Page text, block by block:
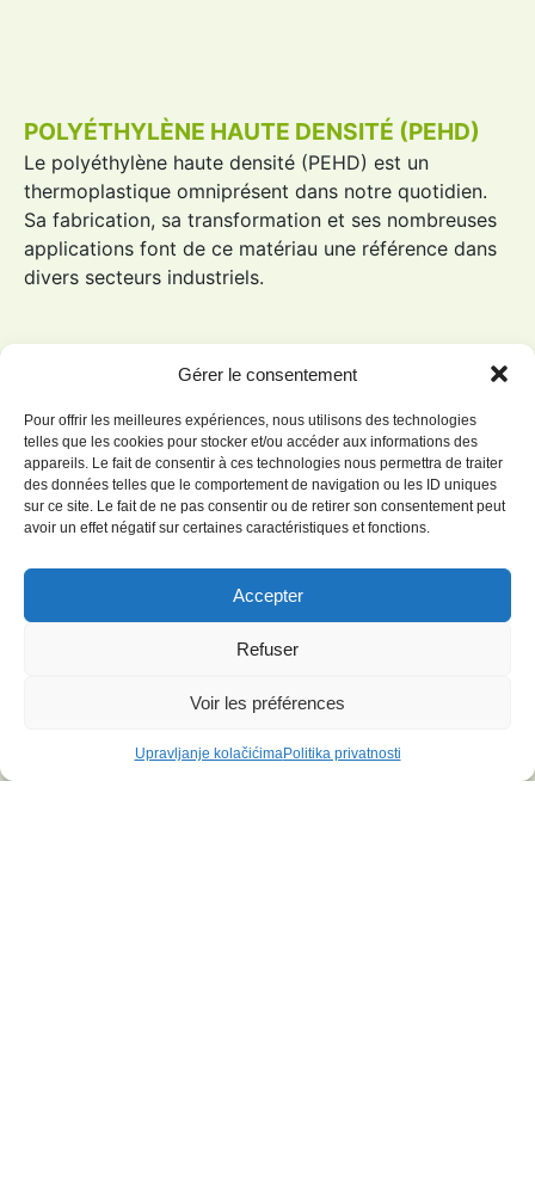
Gérer le consentement
Pour offrir les meilleures expériences, nous utilisons des technologies
telles que les cookies pour stocker et/ou accéder aux informations des
appareils. Le fait de consentir à ces technologies nous permettra de traiter
des données telles que le comportement de navigation ou les ID uniques
sur ce site. Le fait de ne pas consentir ou de retirer son consentement peut
avoir un effet négatif sur certaines caractéristiques et fonctions.
Accepter
Refuser
Voir les préférences
Upravljanje kolačićimaPolitika privatnosti
POLYÉTHYLÈNE HAUTE DENSITÉ (PEHD)
Le polyéthylène haute densité (PEHD) est un
thermoplastique omniprésent dans notre quotidien.
Sa fabrication, sa transformation et ses nombreuses
applications font de ce matériau une référence dans
divers secteurs industriels.
POLYAMIDE 66 PA66
est un thermoplastique semi-cristallin largement
utilisé dans l'industrie. Il est connu pour ses